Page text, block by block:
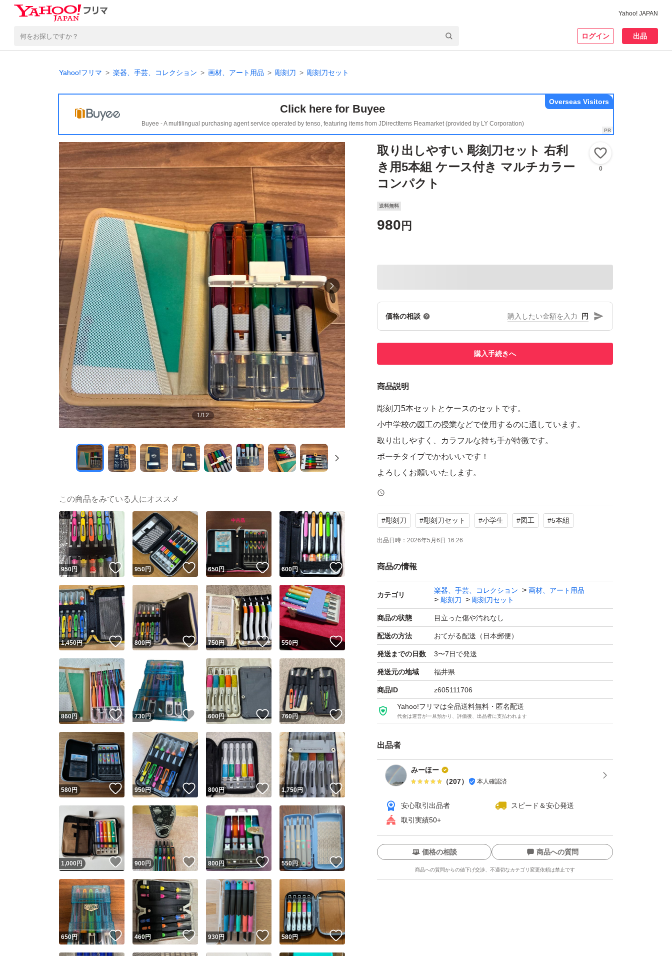
Yahoo! JAPAN
ログイン 出品
Yahoo!フリマ 楽器、手芸、コレクション 画材、アート用品 彫刻刀 彫刻刀セット
Click here for Buyee
Buyee - A multilingual purchasing agent service operated by tenso, featuring items from JDirectItems Fleamarket (provided by LY Corporation)
Overseas Visitors
1/12
取り出しやすい 彫刻刀セット 右利
き用5本組 ケース付き マルチカラー
コンパクト
0
送料無料
980 円
価格の相談 円
購入手続きへ
商品説明
彫刻刀5本セットとケースのセットです。
小中学校の図工の授業などで使用するのに適しています。
取り出しやすく、カラフルな持ち手が特徴です。
ポーチタイプでかわいいです！
よろしくお願いいたします。
#彫刻刀 #彫刻刀セット #小学生 #図工 #5本組
出品日時： 2026年5月6日 16:26
商品の情報
カテゴリ
楽器、手芸、コレクション
画材、アート用品
彫刻刀
彫刻刀セット
商品の状態 目立った傷や汚れなし
配送の方法 おてがる配送（日本郵便）
発送までの日数 3〜7日で発送
発送元の地域 福井県
商品ID z605111706
Yahoo!フリマは全品送料無料・匿名配送
代金は運営が一旦預かり、評価後、出品者に支払われます
出品者
みーほー
（207） 本人確認済
安心取引出品者
スピード＆安心発送
取引実績50+
価格の相談 商品への質問
商品への質問からの値下げ交渉、不適切なカテゴリ変更依頼は禁止です
この商品をみている人にオススメ
950円 いいね！
950円 いいね！
650円 いいね！
600円 いいね！
1,450円 いいね！
800円 いいね！
750円 いいね！
550円 いいね！
860円 いいね！
730円 いいね！
600円 いいね！
760円 いいね！
580円 いいね！
950円 いいね！
800円 いいね！
1,750円 いいね！
1,000円 いいね！
900円 いいね！
800円 いいね！
550円
650円 いいね！
460円 いいね！
930円 いいね！
580円 いいね！